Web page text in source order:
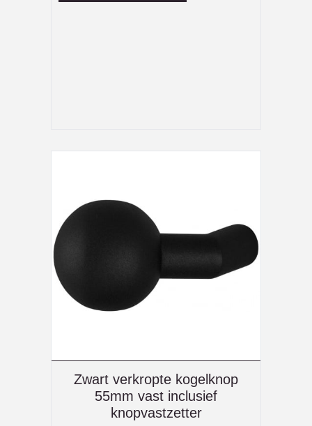
Zwart verkropte kogelknop
55mm vast inclusief
knopvastzetter